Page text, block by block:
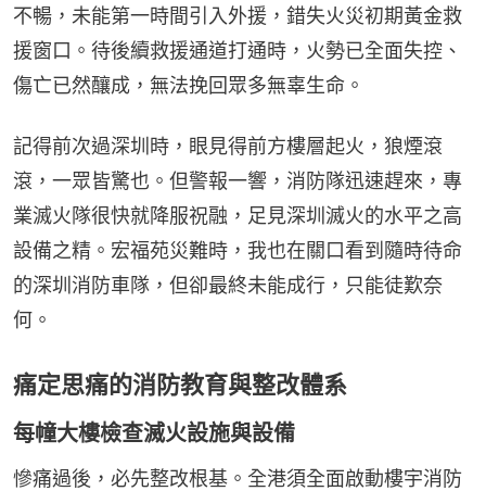
不暢，未能第一時間引入外援，錯失火災初期黃金救
援窗口。待後續救援通道打通時，火勢已全面失控、
傷亡已然釀成，無法挽回眾多無辜生命。
記得前次過深圳時，眼見得前方樓層起火，狼煙滾
滾，一眾皆驚也。但警報一響，消防隊迅速趕來，專
業滅火隊很快就降服祝融，足見深圳滅火的水平之高
設備之精。宏福苑災難時，我也在關口看到隨時待命
的深圳消防車隊，但卻最終未能成行，只能徒歎奈
何。
痛定思痛的消防教育與整改體系
每幢大樓檢查滅火設施與設備
慘痛過後，必先整改根基。全港須全面啟動樓宇消防